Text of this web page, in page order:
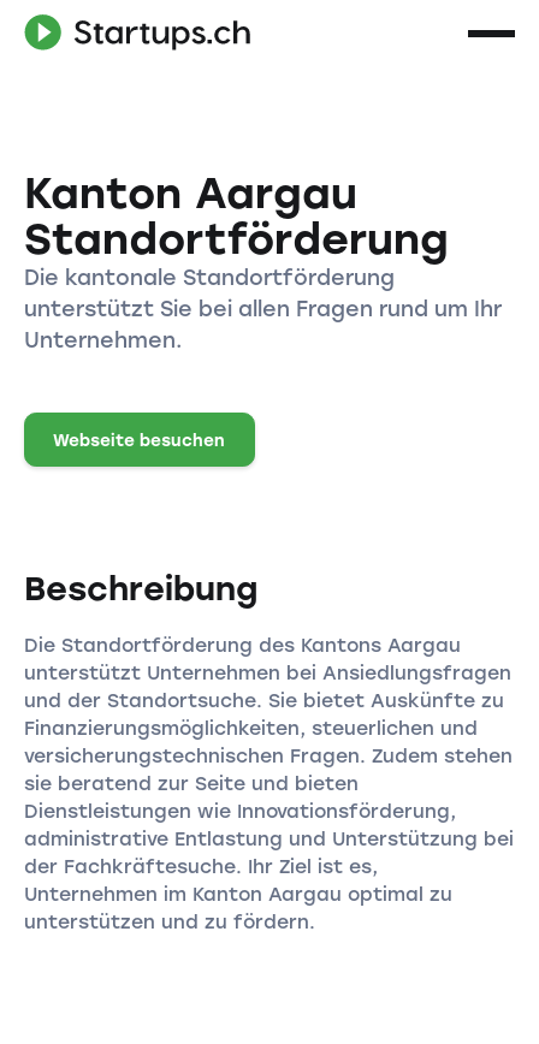
Kanton Aargau
Standortförderung
Die kantonale Standortförderung
unterstützt Sie bei allen Fragen rund um Ihr
Unternehmen.
Webseite besuchen
Beschreibung
Die Standortförderung des Kantons Aargau
unterstützt Unternehmen bei Ansiedlungsfragen
und der Standortsuche. Sie bietet Auskünfte zu
Finanzierungsmöglichkeiten, steuerlichen und
versicherungstechnischen Fragen. Zudem stehen
sie beratend zur Seite und bieten
Dienstleistungen wie Innovationsförderung,
administrative Entlastung und Unterstützung bei
der Fachkräftesuche. Ihr Ziel ist es,
Unternehmen im Kanton Aargau optimal zu
unterstützen und zu fördern.